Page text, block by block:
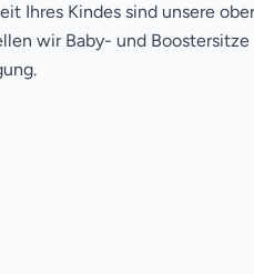
Ihres Kindes sind unsere
wir Baby- und Boostersitze